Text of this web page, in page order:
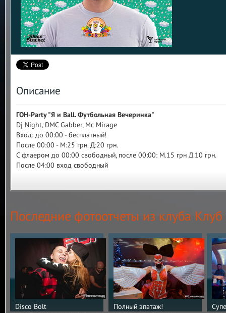
Описание
ГОН-Party "Я и Ball. Футбольная Вечеринка"
Dj Night, DMC Gabber, Mc Mirage
Вход: до 00:00 - бесплатный!
После 00:00 - М:25 грн. Д:20 грн.
С флаером до 00:00 свободный, после 00:00: М.15 грн Д.10 грн.
После 04:00 вход свободный
Последние фотоотчеты из клуба
Disco Bolt
Полный эпатаж!